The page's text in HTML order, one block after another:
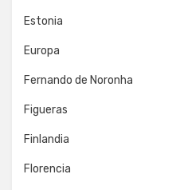
Estonia
Europa
Fernando de Noronha
Figueras
Finlandia
Florencia